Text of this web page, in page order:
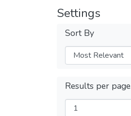
Settings
Sort By
Results per page